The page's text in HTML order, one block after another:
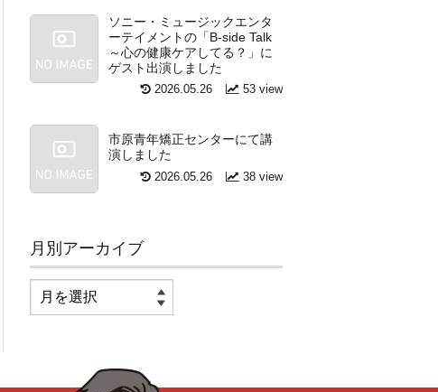
ソニー・ミュージックエンタ
ーテイメントの「B-side Talk
～心の健康ケアしてる？」に
ゲスト出演しました
53 view
2026.05.26
市原青年矯正センターにて講
演しました
38 view
2026.05.26
月別アーカイブ